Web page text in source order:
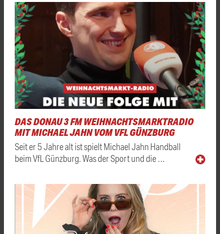
DAS DONAU 3 FM WEIHNACHTSMARKTRADIO
MIT MICHAEL JAHN VOM VFL GÜNZBURG
Seit er 5 Jahre alt ist spielt Michael Jahn Handball
beim VfL Günzburg. Was der Sport und die …